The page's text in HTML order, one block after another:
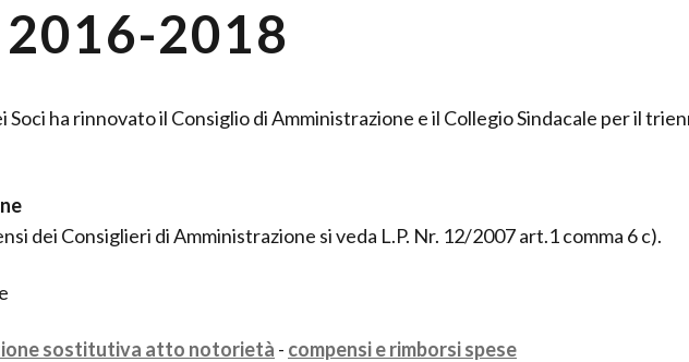
2018
Soci ha rinnovato il Consiglio di Amministrazione e il Collegio Sindacale per il
dei Consiglieri di Amministrazione si veda L.P. Nr. 12/2007 art.1 comma 6 c).
sostitutiva atto notorietà - compensi e rimborsi spese